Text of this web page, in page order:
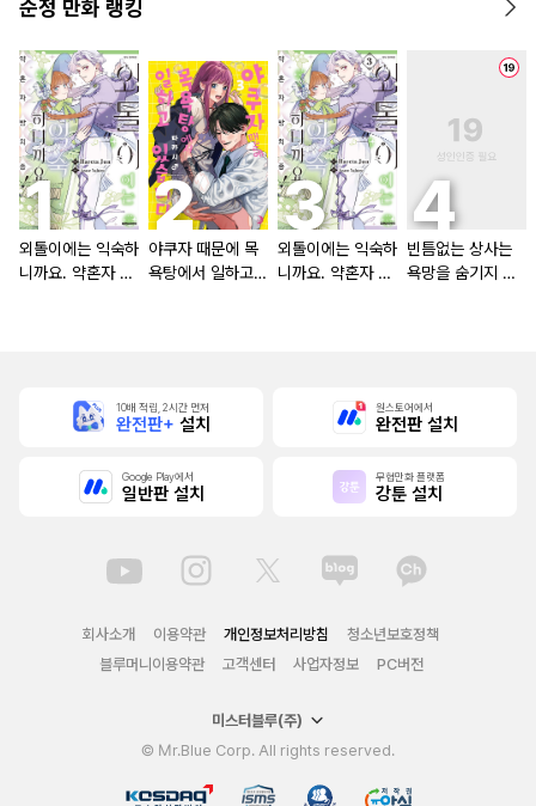
순정 만화 랭킹
외톨이에는 익숙하
니까요. 약혼자 방
야쿠자 때문에 목
욕탕에서 일하고
외톨이에는 익숙하
니까요. 약혼자 방
빈틈없는 상사는
욕망을 숨기지 않
10배 적립, 2시간 먼저
완전판+ 설치
원스토어에서
완전판 설치
Google Play에서
일반판 설치
무협만화 플랫폼
강툰 설치
회사소개 이용약관 개인정보처리방침
청소년보호정책
블루머니이용약관
고객센터 사업자정보 PC버전
미스터블루(주)
© Mr.Blue Corp. All rights reserved.